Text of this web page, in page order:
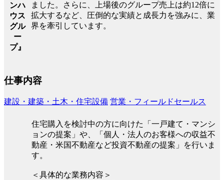
ンハ
ウス
グル
ー
プ』
ました。さらに、上場後のグループ売上は約12倍に
拡大するなど、圧倒的な実績と成長力を強みに、業
界を牽引しています。
仕事内容
建設・建築・土木・住宅設備 営業・フィールドセールス
住宅購入を検討中の方に向けた「一戸建て・マンシ
ョンの提案」や、「個人・法人のお客様への収益不
動産・米国不動産など投資不動産の提案」を行いま
す。
＜具体的な業務内容＞